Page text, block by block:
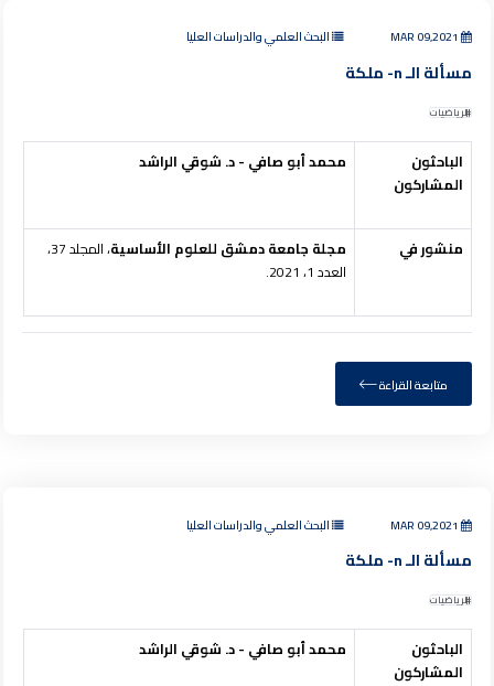
البحث العلمي والدراسات العليا
مسألة الـ n- ملكة
الرياضيات
الباحثون
المشاركون
محمد أبو صافي - د. شوقي الراشد
منشور في مجلة جامعة دمشق للعلوم الأساسية
، المجلد 37،
العدد 1، 2021.
متابعة القراءة
البحث العلمي والدراسات العليا
مسألة الـ n- ملكة
الرياضيات
الباحثون
المشاركون
محمد أبو صافي - د. شوقي الراشد